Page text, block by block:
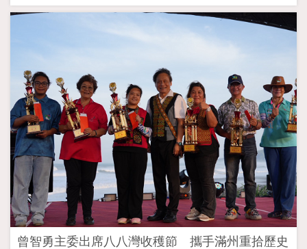
曾智勇主委出席八八灣收穫節 攜手滿州重拾歷史